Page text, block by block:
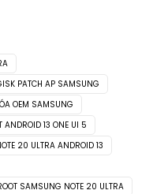
PATCH AP SAMSUNG
OEM SAMSUNG
ANDROID 13 ONE UI 5
20 ULTRA ANDROID 13
SAMSUNG NOTE 20 ULTRA